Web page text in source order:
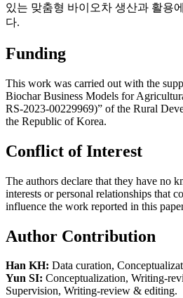
있는 맞춤형 바이오차 생산과 활용
다.
Funding
This work was carried out with the
Biochar Business Models for
RS-2023-00229969)” of the Rural
the Republic of Korea.
Conflict of Interest
The authors declare that they have no
interests or personal relationships that
influence the work reported in this
Author Contribution
Han KH: Data curation,
Yun SI: Conceptualization, Writing-
Supervision, Writing-review & editing.